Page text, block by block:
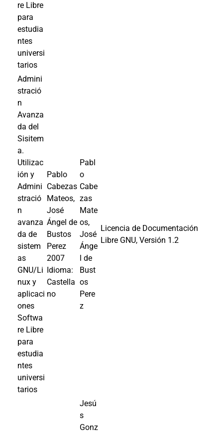
re Libre
para
estudia
ntes
universi
tarios
Admini
stració
n
Avanza
da del
Sisitem
a.
Utilizac
ión y
Admini
stració
n
avanza
da de
sistem
as
GNU/Li
nux y
aplicaci
ones
Softwa
re Libre
para
estudia
ntes
universi
tarios
Pablo
Cabezas
Mateos,
José
Ángel de
Bustos
Perez
2007
Idioma:
Castella
no
Pabl
o
Cabe
zas
Mate
os,
José
Ánge
l de
Bust
os
Pere
z
Licencia de Documentación
Libre GNU, Versión 1.2
Jesú
s
Gonz